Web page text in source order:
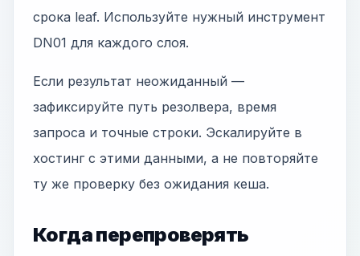
срока leaf. Используйте нужный инструмент
DN01 для каждого слоя.
Если результат неожиданный —
зафиксируйте путь резолвера, время
запроса и точные строки. Эскалируйте в
хостинг с этими данными, а не повторяйте
ту же проверку без ожидания кеша.
Когда перепроверять